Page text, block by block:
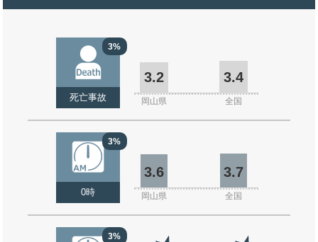
3%
死亡事故
3.2 3.4
岡山県 全国
3%
0時
3.6 3.7
岡山県 全国
3%